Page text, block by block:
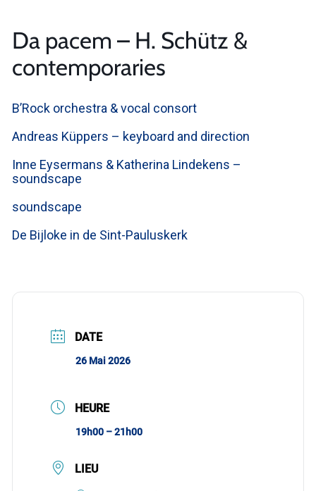
Da pacem – H. Schütz &
contemporaries
B’Rock orchestra & vocal consort
Andreas Küppers – keyboard and direction
Inne Eysermans & Katherina Lindekens –
soundscape
soundscape
De Bijloke in de Sint-Pauluskerk
DATE
26 Mai 2026
HEURE
19h00 – 21h00
LIEU